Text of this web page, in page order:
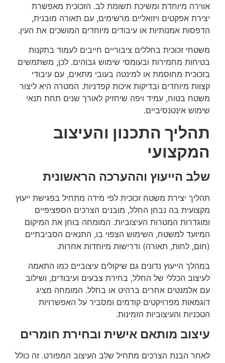
אווירה מיוחדת ומשיכת תשומת לב. הזכוכית מאפשרת
יצירת אפקטים ויזואליים מרשימים, עם תאורה מובנית,
הדפסות אמנותיות או עיבודים מיוחדים המושכים את העין.
משטחי זכוכית בחללים ציבוריים חייבים לעמוד בתקנות
בטיחות מחמירות ובעומסי שימוש גבוהים. לכן, משתמשים
בזכוכית מחוסמת או למינטה בעובי מתאים, עם עיבודי
קצוות מיוחדים ובדיקות איכות קפדניות. המטרה היא ליצור
משטח בטוח, עמיד ויפה שיחזיק לאורך שנים תחת תנאי
שימוש אינטנסיביים.
תהליך התכנון והעיצוב
המקצועי
שלב הייעוץ וההערכה הראשונית
תהליך יצירת משטח זכוכית לפי מידה מתחיל בפגישת ייעוץ
מקצועית בה נבחן החלל, מובנים הצרכים הספציפיים
ומוגדרות המטרות העיצוביות. המומחה בוחן את המיקום
המיועד למשטח, השימוש הצפוי בו, התנאים הסביבתיים
(חום, לחות, תאורה) ודרישות מיוחדות אחרות.
במהלך הייעוץ נדונים גם שיקולים עיצוביים כמו התאמה
לעיצוב הכללי של החלל, בחירת צבעים ועיבודים, ושילוב
עם אלמנטים אחרים ברהיט או בחלל. המומחה מציג
דוגמאות מפרויקטים קודמים ומסביר על האפשרויות
הטכניות והעיצוביות הזמינות.
עיצוב מותאם אישית ובחירת חומרים
לאחר הבנת הצרכים מתחיל שלב העיצוב המפורט. זה כולל